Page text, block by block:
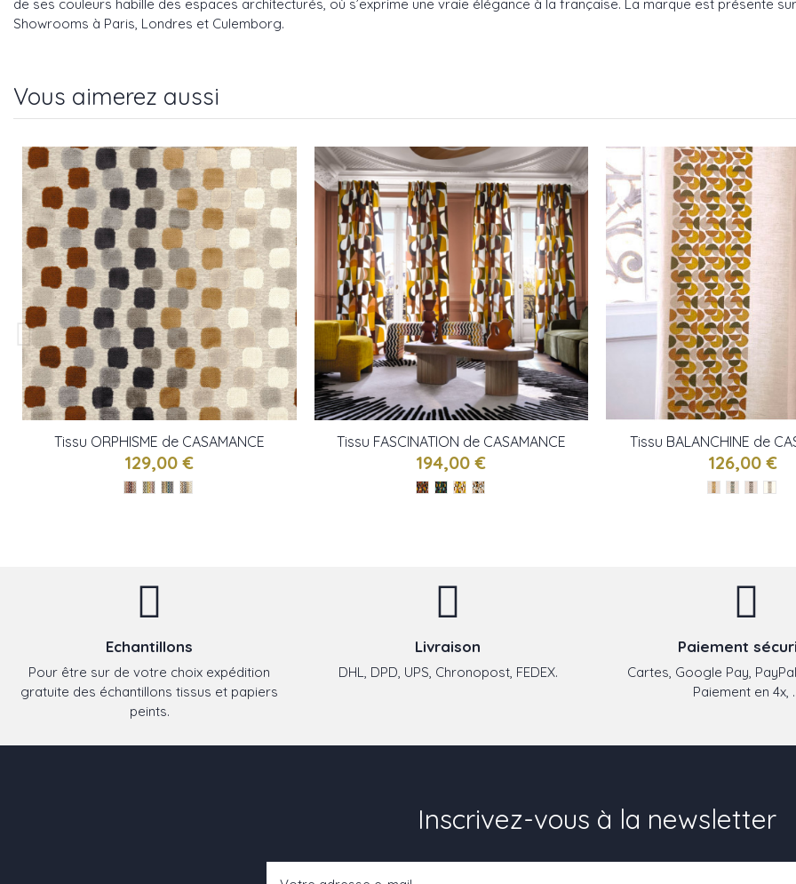
de ses couleurs habille des espaces architecturés, où s’exprime une vraie élégance à la française. La marque est présente
Showrooms à Paris, Londres et Culemborg.
Vous aimerez aussi
Tissu ORPHISME de CASAMANCE
129,00 €
Tissu FASCINATION de CASAMANCE
194,00 €
Tissu BALANCHINE de
126,00 €
Echantillons
Pour être sur de votre choix expédition
gratuite des échantillons tissus et papiers
peints.
Livraison
DHL, DPD, UPS, Chronopost, FEDEX.
Paiement
Cartes, Google Pay,
Paiement en 4x,
Inscrivez-vous à la newsletter